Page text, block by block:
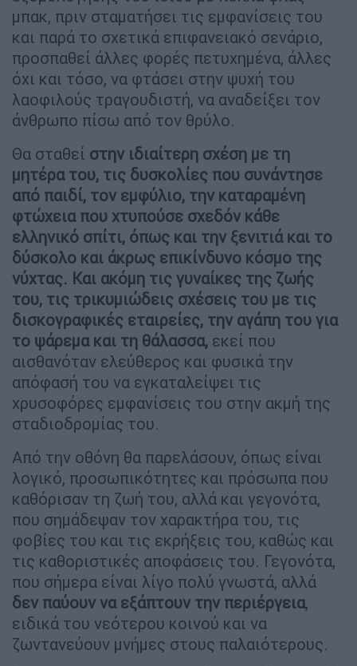
μπακ, πριν σταματήσει τις εμφανίσεις του
και παρά το σχετικά επιφανειακό σενάριο,
προσπαθεί άλλες φορές πετυχημένα, άλλες
όχι και τόσο, να φτάσει στην ψυχή του
λαοφιλούς τραγουδιστή, να αναδείξει τον
άνθρωπο πίσω από τον θρύλο.
Θα σταθεί στην ιδιαίτερη σχέση με τη
μητέρα του, τις δυσκολίες που συνάντησε
από παιδί, τον εμφύλιο, την καταραμένη
φτώχεια που χτυπούσε σχεδόν κάθε
ελληνικό σπίτι, όπως και την ξενιτιά και το
δύσκολο και άκρως επικίνδυνο κόσμο της
νύχτας. Και ακόμη τις γυναίκες της ζωής
του, τις τρικυμιώδεις σχέσεις του με τις
δισκογραφικές εταιρείες, την αγάπη του για
το ψάρεμα και τη θάλασσα, εκεί που
αισθανόταν ελεύθερος και φυσικά την
απόφασή του να εγκαταλείψει τις
χρυσοφόρες εμφανίσεις του στην ακμή της
σταδιοδρομίας του.
Από την οθόνη θα παρελάσουν, όπως είναι
λογικό, προσωπικότητες και πρόσωπα που
καθόρισαν τη ζωή του, αλλά και γεγονότα,
που σημάδεψαν τον χαρακτήρα του, τις
φοβίες του και τις εκρήξεις του, καθώς και
τις καθοριστικές αποφάσεις του. Γεγονότα,
που σήμερα είναι λίγο πολύ γνωστά, αλλά
δεν παύουν να εξάπτουν την περιέργεια,
ειδικά του νεότερου κοινού και να
ζωντανεύουν μνήμες στους παλαιότερους.